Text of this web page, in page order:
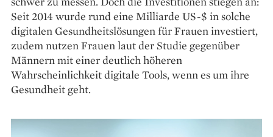
Seit 2014 wurde rund eine Milliarde US-$ in solche
digitalen Gesundheitslösungen für Frauen investiert,
zudem nutzen Frauen laut der Studie gegenüber
Männern mit einer deutlich höheren
Wahrscheinlichkeit digitale Tools, wenn es um ihre
Gesundheit geht.